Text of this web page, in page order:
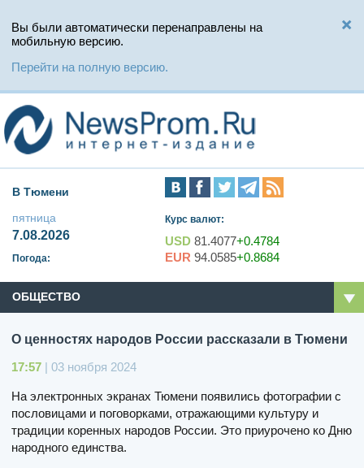
Вы были автоматически перенаправлены на
мобильную версию.
Перейти на полную версию.
В Тюмени
пятница
7.08.2026
Погода:
Курс валют:
USD 81.4077+0.4784
EUR 94.0585+0.8684
ОБЩЕСТВО
О ценностях народов России рассказали в Тюмени
17:57 | 03 ноября 2024
На электронных экранах Тюмени появились фотографии с
пословицами и поговорками, отражающими культуру и
традиции коренных народов России. Это приурочено ко Дню
народного единства.